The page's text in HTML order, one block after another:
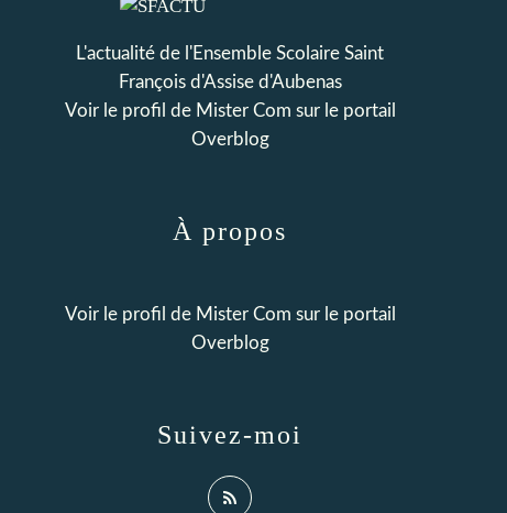
L'actualité de l'Ensemble Scolaire Saint
François d'Assise d'Aubenas
Voir le profil de Mister Com sur le portail
Overblog
Suivez-moi
À propos
Voir le profil de Mister Com sur le portail
Overblog